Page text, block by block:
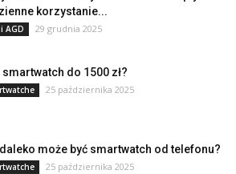
korzystanie...
AGD 29 grudnia 2025
do 1500 zł?
25 października 2025
może być smartwatch od telefonu?
25 października 2025